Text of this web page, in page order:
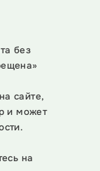
без
сайте,
и может
на